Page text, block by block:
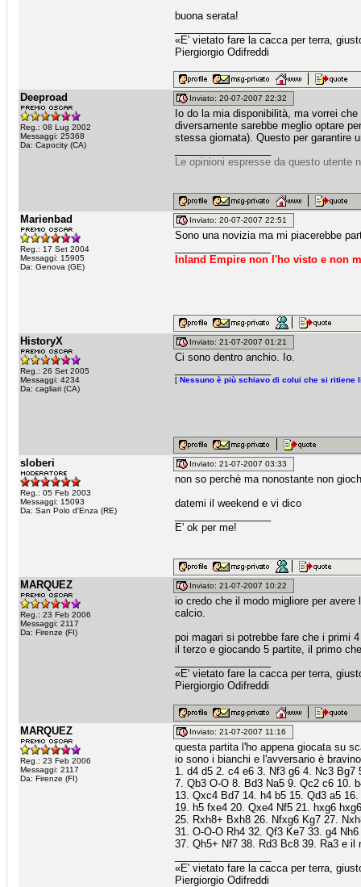
buona serata!
«E' vietato fare la cacca per terra,
Piergiorgio Odifreddi
Deeproad
Reg.: 08 Lug 2002
Messaggi: 25368
Da: Capocity (CA)
Inviato: 20-07-2007 22:32
Io do la mia disponibilità, ma vorrei
diversamente sarebbe meglio optare
stessa giornata). Questo per garantire
Le opinioni espresse da questo utente
Marienbad
Reg.: 17 Set 2004
Messaggi: 15905
Da: Genova (GE)
Inviato: 20-07-2007 22:51
Sono una novizia ma mi piacerebbe
Inland Empire non l'ho visto e non
HistoryX
Reg.: 26 Set 2005
Messaggi: 4234
Da: cagliari (CA)
Inviato: 21-07-2007 01:21
Ci sono dentro anchio. Io.
[ Nessuno è più schiavo di colui che si ritiene
sloberi
Reg.: 05 Feb 2003
Messaggi: 15093
Da: San Polo d'Enza (RE)
Inviato: 21-07-2007 03:33
non so perchè ma nonostante non
datemi il weekend e vi dico
E' ok per me!
MARQUEZ
Reg.: 23 Feb 2006
Messaggi: 2117
Da: Firenze (FI)
Inviato: 21-07-2007 10:22
io credo che il modo migliore per
calcio.
poi magari si potrebbe fare che i primi
il terzo e giocando 5 partite, il primo
«E' vietato fare la cacca per terra,
Piergiorgio Odifreddi
MARQUEZ
Reg.: 23 Feb 2006
Messaggi: 2117
Da: Firenze (FI)
Inviato: 21-07-2007 11:16
questa partita l'ho appena giocata su
io sono i bianchi e l'avversario è
1. d4 d5 2. c4 e6 3. Nf3 g6 4. Nc3 Bg7
7. Qb3 O-O 8. Bd3 Na5 9. Qc2 c6 10.
13. Qxc4 Bd7 14. h4 b5 15. Qd3 a5
19. h5 fxe4 20. Qxe4 Nf5 21. hxg6
25. Rxh8+ Bxh8 26. Nfxg6 Kg7 27.
31. O-O-O Rh4 32. Qf3 Ke7 33. g4
37. Qh5+ Nf7 38. Rd3 Bc8 39. Ra3 e il
«E' vietato fare la cacca per terra,
Piergiorgio Odifreddi